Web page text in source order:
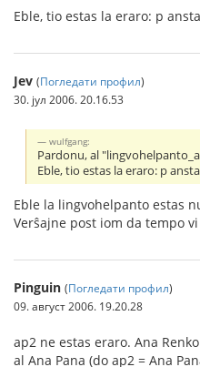
Eble, tio estas la eraro: p
Jev (Погледати профил)
30. јул 2006. 20.16.53
wulfgang:
Pardonu, al
Eble, tio estas la eraro: p
Eble la lingvohelpanto estas
Verŝajne post iom da tempo
Pinguin (Погледати профил)
09. август 2006. 19.20.28
ap2 ne estas eraro. Ana
al Ana Pana (do ap2 = Ana